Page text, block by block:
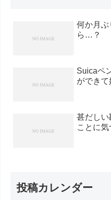
何か月ぶ
ら…？
Suicaペ
ができて
甚だしい
ことに気
投稿カレンダー